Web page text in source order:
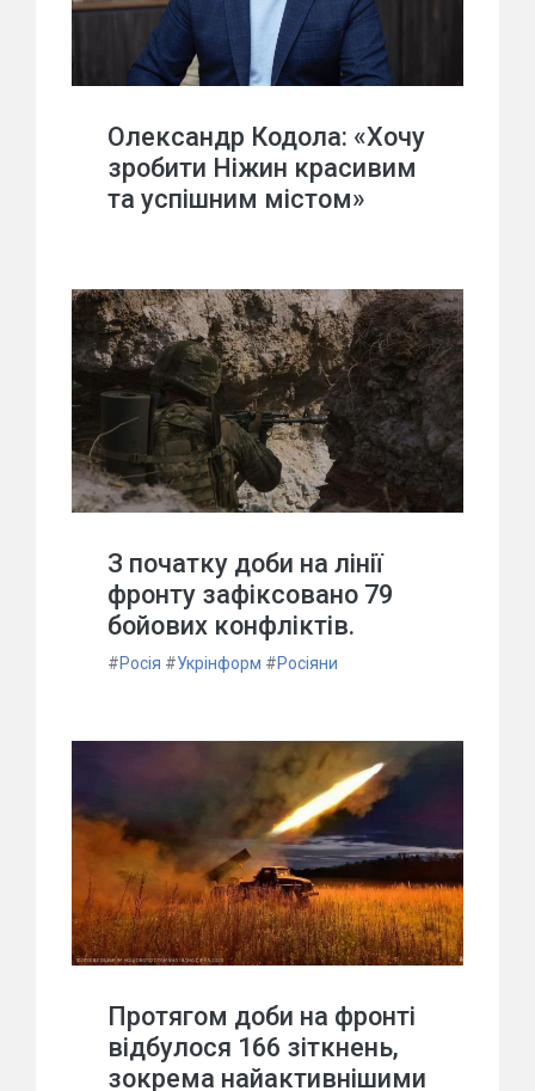
Олександр Кодола: «Хочу
зробити Ніжин красивим
та успішним містом»
З початку доби на лінії
фронту зафіксовано 79
бойових конфліктів.
#Росія #Укрінформ #Росіяни
Протягом доби на фронті
відбулося 166 зіткнень,
зокрема найактивнішими